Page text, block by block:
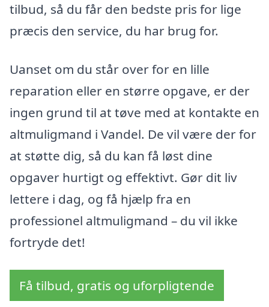
tilbud, så du får den bedste pris for lige
præcis den service, du har brug for.
Uanset om du står over for en lille
reparation eller en større opgave, er der
ingen grund til at tøve med at kontakte en
altmuligmand i Vandel. De vil være der for
at støtte dig, så du kan få løst dine
opgaver hurtigt og effektivt. Gør dit liv
lettere i dag, og få hjælp fra en
professionel altmuligmand – du vil ikke
fortryde det!
Få tilbud, gratis og uforpligtende